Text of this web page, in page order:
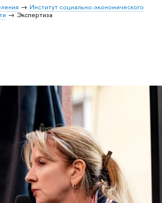
Институт социально-экономического
Экспертиза